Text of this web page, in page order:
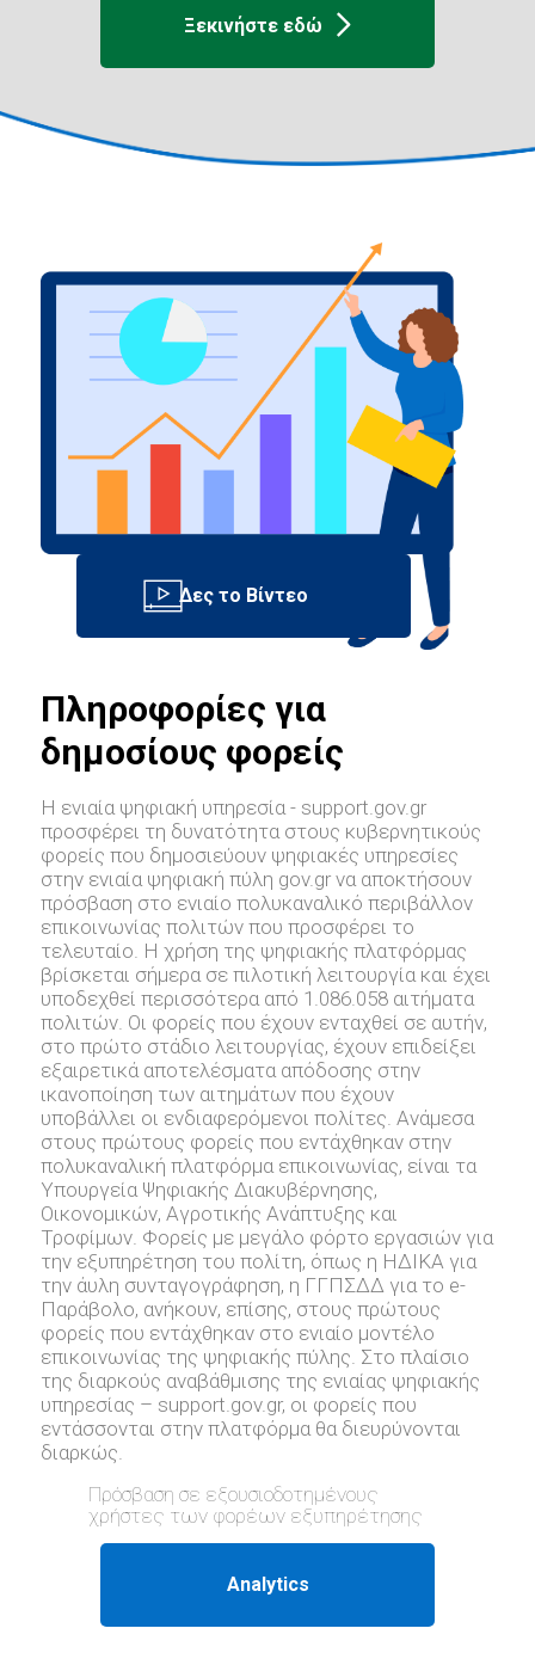
Ξεκινήστε εδώ
Πληροφορίες για
δημοσίους φορείς
Η ενιαία ψηφιακή υπηρεσία - support.gov.gr
προσφέρει τη δυνατότητα στους κυβερνητικούς
φορείς που δημοσιεύουν ψηφιακές υπηρεσίες
στην ενιαία ψηφιακή πύλη gov.gr να αποκτήσουν
πρόσβαση στο ενιαίο πολυκαναλικό περιβάλλον
επικοινωνίας πολιτών που προσφέρει το
τελευταίο. Η χρήση της ψηφιακής πλατφόρμας
βρίσκεται σήμερα σε πιλοτική λειτουργία και έχει
υποδεχθεί περισσότερα από 1.086.058 αιτήματα
πολιτών. Οι φορείς που έχουν ενταχθεί σε αυτήν,
στο πρώτο στάδιο λειτουργίας, έχουν επιδείξει
εξαιρετικά αποτελέσματα απόδοσης στην
ικανοποίηση των αιτημάτων που έχουν
υποβάλλει οι ενδιαφερόμενοι πολίτες. Ανάμεσα
στους πρώτους φορείς που εντάχθηκαν στην
πολυκαναλική πλατφόρμα επικοινωνίας, είναι τα
Υπουργεία Ψηφιακής Διακυβέρνησης,
Οικονομικών, Αγροτικής Ανάπτυξης και
Τροφίμων. Φορείς με μεγάλο φόρτο εργασιών για
την εξυπηρέτηση του πολίτη, όπως η ΗΔΙΚΑ για
την άυλη συνταγογράφηση, η ΓΓΠΣΔΔ για το e-
Παράβολο, ανήκουν, επίσης, στους πρώτους
φορείς που εντάχθηκαν στο ενιαίο μοντέλο
επικοινωνίας της ψηφιακής πύλης. Στο πλαίσιο
της διαρκούς αναβάθμισης της ενιαίας ψηφιακής
υπηρεσίας – support.gov.gr, oι φορείς που
εντάσσονται στην πλατφόρμα θα διευρύνονται
διαρκώς.
Πρόσβαση σε εξουσιοδοτημένους
χρήστες των φορέων εξυπηρέτησης